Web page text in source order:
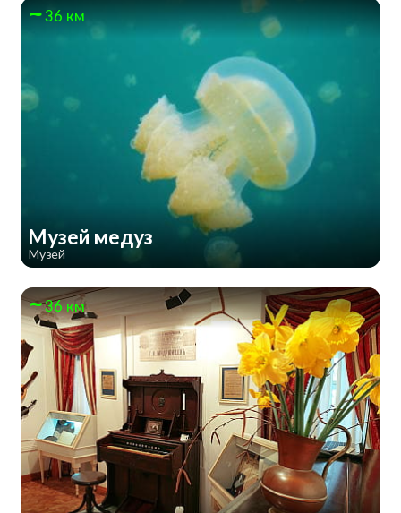
36 км
Музей медуз
Музей
36 км